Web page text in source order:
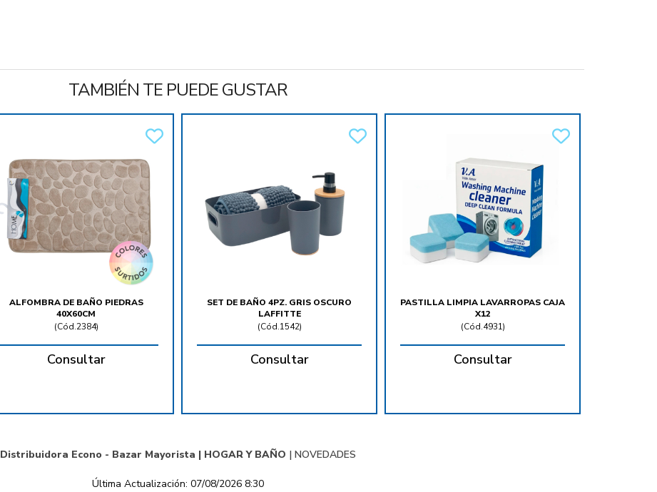
TAMBIÉN TE PUEDE GUSTAR
ALFOMBRA DE BAÑO PIEDRAS
40X60CM
(Cód.2384)
Consultar
SET DE BAÑO 4PZ. GRIS OSCURO
LAFFITTE
(Cód.1542)
Consultar
PASTILLA LIMPIA LAVARROPAS CAJA
X12
(Cód.4931)
Consultar
Distribuidora Econo - Bazar Mayorista | HOGAR Y BAÑO | NOVEDADES
Última Actualización: 07/08/2026 8:30